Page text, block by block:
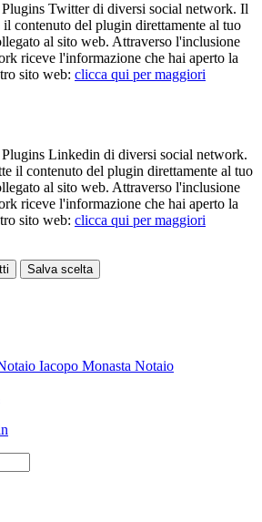
Twitter di diversi social network. Il
contenuto del plugin direttamente al tuo
al sito web. Attraverso l'inclusione
riceve l'informazione che hai aperto la
sito web: clicca qui per maggiori
Linkedin di diversi social network.
il contenuto del plugin direttamente al tuo
al sito web. Attraverso l'inclusione
riceve l'informazione che hai aperto la
sito web: clicca qui per maggiori
Salva scelta
Iacopo Monasta Notaio